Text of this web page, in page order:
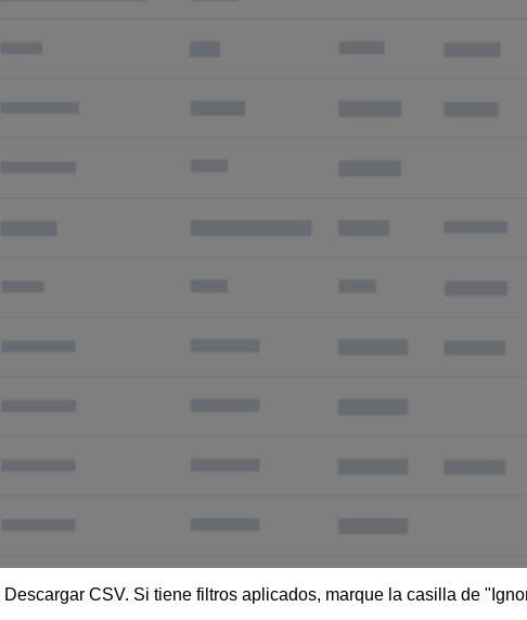
Descargar CSV. Si tiene filtros aplicados, marque la casilla de